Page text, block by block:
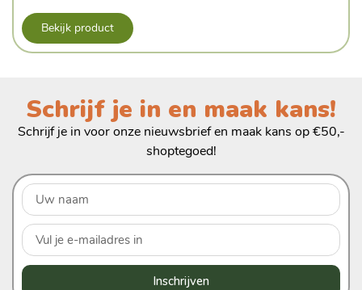
Bekijk product
Schrijf je in en maak kans!
Schrijf je in voor onze nieuwsbrief en maak kans op €50,-
shoptegoed!
Inschrijven